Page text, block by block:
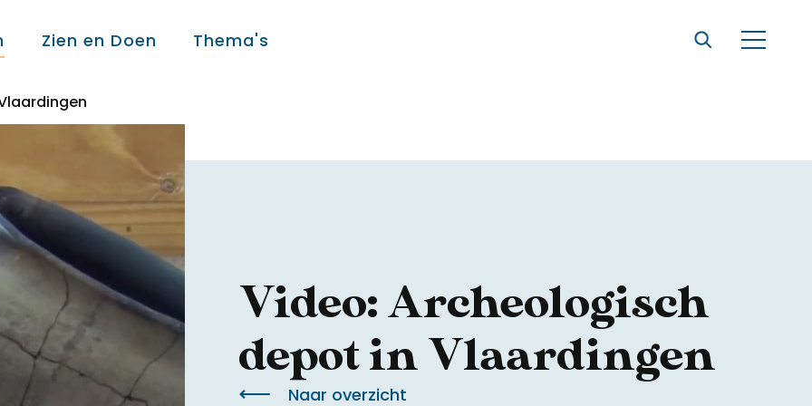
Zien en Doen Thema's
Over ons
Over ons
Colofon
Contact
Onderwijs
Video: Archeologisch
depot in Vlaardingen
Naar overzicht